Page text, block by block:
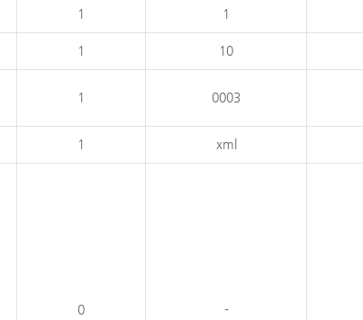
1 1
1 10
1 0003
1 xml
0 -